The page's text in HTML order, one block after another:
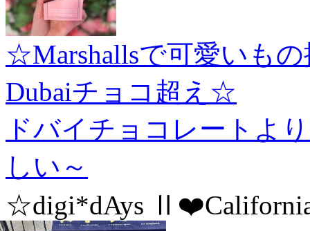
☆Marshallsで可愛いも
Dubaiチョコ超え☆
ドバイチョコレートよ
しい～
☆digi*dAys